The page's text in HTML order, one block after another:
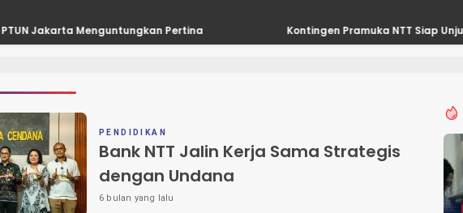
Menguntungkan Pertina
Kontingen Pramuka NTT Siap Unjuk Gigi Di
PENDIDIKAN
Bank NTT Jalin Kerja Sama Strategis
dengan Undana
6 bulan yang lalu